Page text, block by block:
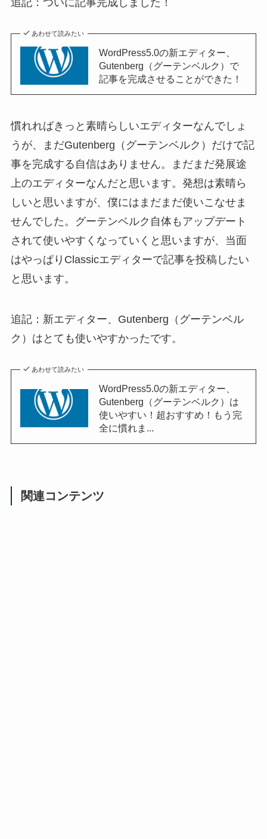
追記：ついに記事完成しました！
あわせて読みたい
WordPress5.0の新エディター、
Gutenberg（グーテンベルク）で
記事を完成させることができた！
慣れればきっと素晴らしいエディターなんでしょ
うが、まだGutenberg（グーテンベルク）だけで記
事を完成する自信はありません。まだまだ発展途
上のエディターなんだと思います。発想は素晴ら
しいと思いますが、僕にはまだまだ使いこなせま
せんでした。グーテンベルク自体もアップデート
されて使いやすくなっていくと思いますが、当面
はやっぱりClassicエディターで記事を投稿したい
と思います。
追記：新エディター、Gutenberg（グーテンベル
ク）はとても使いやすかったです。
あわせて読みたい
WordPress5.0の新エディター、
Gutenberg（グーテンベルク）は
使いやすい！超おすすめ！もう完
全に慣れま...
関連コンテンツ